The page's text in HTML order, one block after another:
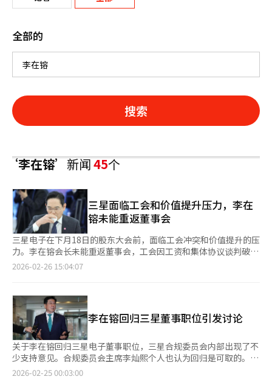
全部的
搜索
‘李在镕’新闻45个
三星面临工会和价值提升压力，李在
镕未能重返董事会
三星电子在下月18日的股东大会前，面临工会冲突和价值提升的压
力。李在镕会长未能重返董事会，工会因工资和集体协议谈判破裂
而威胁罢工。尽管半导体行业进入超级周期，三次公司法修订带来
记董事，而是计划提名半导体部门的金勇宽为新任内部董事。尽管
去年最高法院宣判李在镕无罪，消除了长达十年的法律风险，但考
虑到各种内外部因素，决定暂缓其回归。 最近，三星超企业工会
在第一次谈判中宣布破裂，并向中央劳动委员会申请调解。工会要
求基本工资提高12%和400%的绩效奖金，创历史新高。工会向李
在镕发出“工会瓦解疑虑”公文，并提出罢工威胁。 成立仅一年
便获得51%支持率的超企业工会，成为三星“工会风险”的象征。
业内人士认为，尽管最高法院宣判无罪，但李在镕未登记的状态使
2026-02-26 15:04:07
李在镕回归三星董事职位引发讨论
关于李在镕回归三星电子董事职位，三星合规委员会内部出现了不
少支持意见。合规委员会主席李灿熙个人也认为回归是可取的。李
灿熙在24日的例行会议前表示，从公司治理的角度来看，李在镕作
2026-02-25 00:03:00